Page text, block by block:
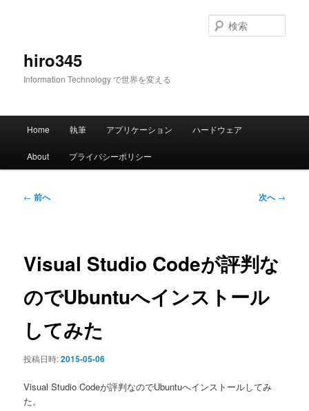
hiro345
Information Technology で世界を変える
索
メ
Home 執筆 アプリケーション ハードウェア
About プライバシーポリシー
投
ー
ョ
← 前へ 次へ→
Visual Studio Codeが評判な
のでUbuntuへインストール
してみた
投稿日時:2015-05-06
Visual Studio Codeが評判なのでUbuntuへインストールしてみ
た。